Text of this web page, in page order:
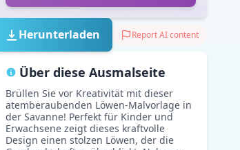
Herunterladen Report AI content
Über diese Ausmalseite
Brüllen Sie vor Kreativität mit dieser
atemberaubenden Löwen-Malvorlage in
der Savanne! Perfekt für Kinder und
Erwachsene zeigt dieses kraftvolle
Design einen stolzen Löwen, der die